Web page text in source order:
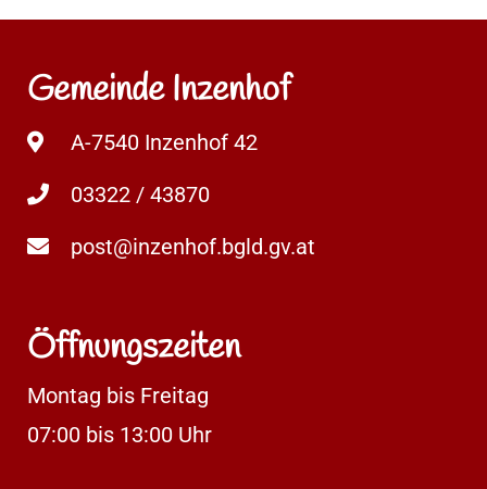
Gemeinde Inzenhof
A-7540 Inzenhof 42
03322 / 43870
post@inzenhof.bgld.gv.at
Öffnungszeiten
Montag bis Freitag
07:00 bis 13:00 Uhr